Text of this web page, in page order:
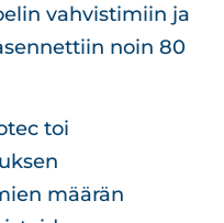
vahvistimiin ja
noin 80
toi
määrän